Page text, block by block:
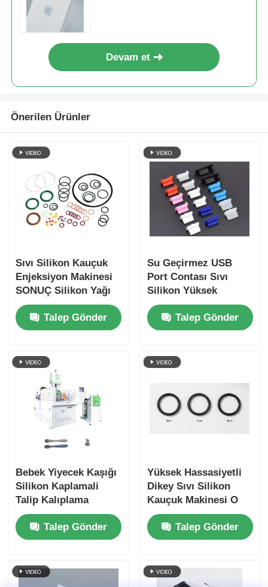
Devam et
Önerilen Ürünler
Sıvı Silikon Kauçuk
Enjeksiyon Makinesi
SONUÇ Silikon Yağı
Sızıntısı Önleme
Conta Halkası
Talep Gönder
Su Geçirmez USB
Port Contası Sıvı
Silikon Yüksek
Hassasiyetli
Enjeksiyon Kalıplama
Makinesi
Talep Gönder
Bebek Yiyecek Kaşığı
Silikon Kaplamali
Talip Kalıplama
Makinesi LSR Yüksek
ElastisiteTalep Gönder
Yüksek Hassasiyetli
Dikey Sıvı Silikon
Kauçuk Makinesi O
Ringleri Dikey LSR
Makinesi İçin
Talep Gönder